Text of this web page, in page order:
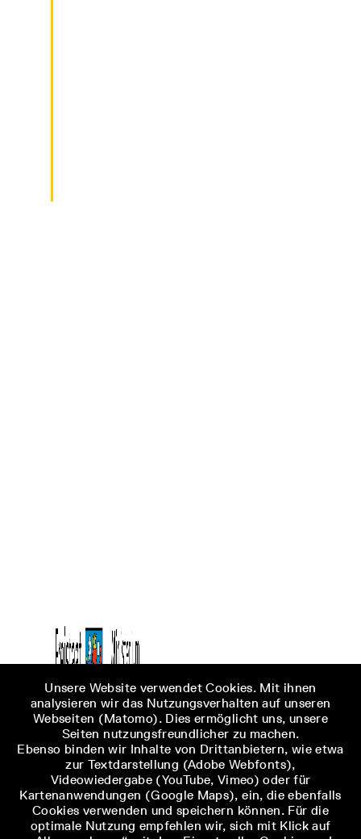
Unsere Website verwendet Cookies. Mit ihnen
analysieren wir das Nutzungsverhalten auf unseren
Webseiten (Matomo). Dies ermöglicht uns, unsere
Seiten nutzungsfreundlicher zu machen.
Ebenso binden wir Inhalte von Drittanbietern, wie etwa
zur Textdarstellung (Adobe Webfonts),
Videowiedergabe (YouTube, Vimeo) oder für
Kartenanwendungen (Google Maps), ein, die ebenfalls
Cookies verwenden und speichern können. Für die
optimale Nutzung empfehlen wir, sich mit Klick auf